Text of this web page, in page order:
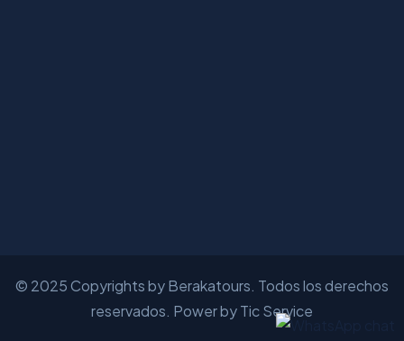
© 2025 Copyrights by Berakatours. Todos los derechos
reservados. Power by Tic Service